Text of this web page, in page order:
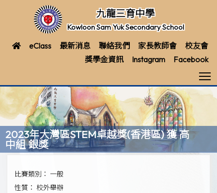
九龍三育中學
Kowloon Sam Yuk Secondary School
eClass 最新消息 聯絡我們 家長教師會
校友會
獎學金資訊
Instagram Facebook
2023年大灣區STEM卓越獎(香港區) 獲 高
中組 銀獎
比賽類別： 一般
性質： 校外舉辦